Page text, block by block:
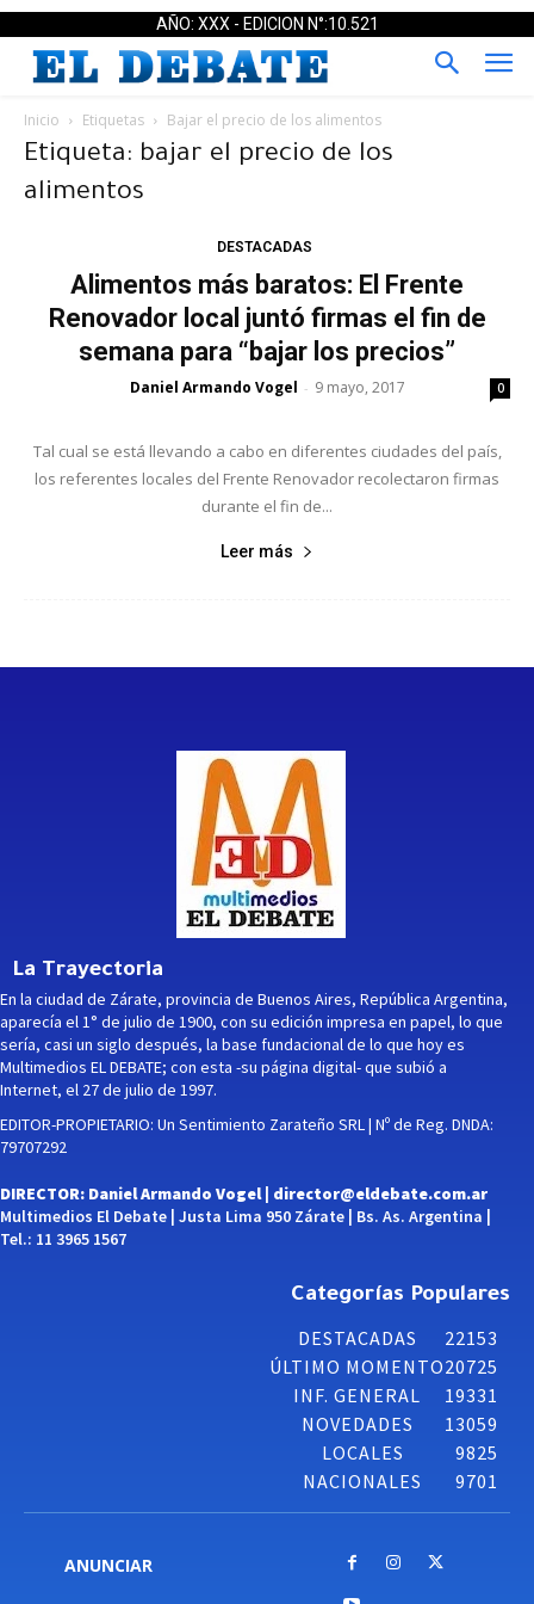
AÑO: XXX - EDICION N°:10.521
Inicio Etiquetas Bajar el precio de los alimentos
Etiqueta: bajar el precio de los
alimentos
DESTACADAS
Alimentos más baratos: El Frente
Renovador local juntó firmas el fin de
semana para “bajar los precios”
Daniel Armando Vogel - 9 mayo, 2017 0
Tal cual se está llevando a cabo en diferentes ciudades del país,
los referentes locales del Frente Renovador recolectaron firmas
durante el fin de...
Leer más
La Trayectoria
En la ciudad de Zárate, provincia de Buenos Aires, República Argentina,
aparecía el 1° de julio de 1900, con su edición impresa en papel, lo que
sería, casi un siglo después, la base fundacional de lo que hoy es
Multimedios EL DEBATE; con esta -su página digital- que subió a
Internet, el 27 de julio de 1997.
EDITOR-PROPIETARIO: Un Sentimiento Zarateño SRL | Nº de Reg. DNDA:
79707292
DIRECTOR: Daniel Armando Vogel | director@eldebate.com.ar
Multimedios El Debate | Justa Lima 950 Zárate | Bs. As. Argentina |
Tel.: 11 3965 1567
Categorías Populares
DESTACADAS
22153
ÚLTIMO MOMENTO20725
INF. GENERAL
19331
NOVEDADES
13059
LOCALES
9825
NACIONALES
9701
ANUNCIAR